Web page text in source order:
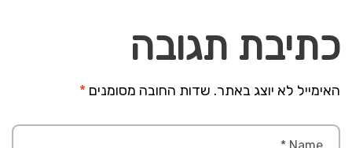
כתיבת תגובה
האימייל לא יוצג באתר. שדות החובה מסומנים *